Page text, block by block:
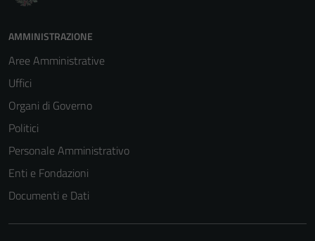
AMMINISTRAZIONE
Aree Amministrative
Uffici
Organi di Governo
Politici
Personale Amministrativo
Enti e Fondazioni
Documenti e Dati